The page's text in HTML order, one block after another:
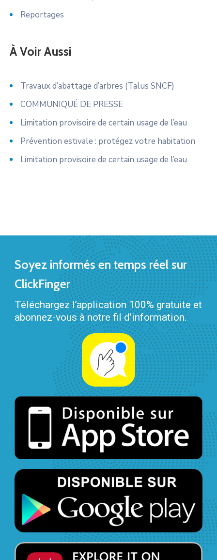
Reportages
À Voir Aussi
Travaux d’abattage d’arbres (Talus SNCF)
COMMUNIQUÉ DE PRESSE
Limitation provisoire de certain usage de l’eau
Prévention estivale : protégez votre habitation
Limitation provisoire de certain usage de l’eau
Soyez informés en temps réel sur
ClickFinger
Téléchargez l’application 100% gratuite et
abonnez-vous à notre fil d’information.